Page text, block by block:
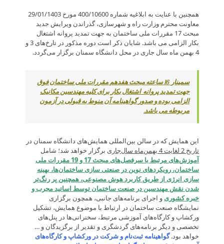
همچنین با عنایت به ابلاغیه شماره 400/10600 مورخ 29/01/1403
معاونت محترم وزارت راه و شهرسازی، گذراندن ویرایش جدید
مبحث 17 مقررات ملی ساختمان به جهت تمدید پروانه اشتغال
بکار الزامی می باشد. شایان ذکر است دوره مذکور در تارخ‌های 3 و
4 بهمن ماه سال جاری در محل دانشگاه سمنان برگزار می‌گردد.
سمینار 16 ساعته مبحث هفدهم مقررات ملی ساختمان فوق
جهت تمدید پروانه اشتغال بکار برای کلیه مهندسین مکانیک
الزامی بوده و صدور گواهینامه آن منوط به قبولی در آزمون
مربوطه می باشد.
این همایش که در سالن بین‌المللی همایش‌های دانشگاه سمنان در
تاریخ 2 لغایت 4 بهمن‌ماه سال‌جاری
برگزار خواهد شد؛ شامل
آموزش‌های مرتبط با سرفصل‌های مبحث 17 و 19 مقررات ملی
ساختمان، رویکردهای نوین در صنعتی سازی ساختمان‌ها، بهینه
سازی انرژی از طریق کاربرد هوش مصنوعی، همچنین پر رنگ‌تر
شدن نقش مهندسین در صنعت ساختمان توسط اساتید مجرب و
خبره کشوری و اجرای برنامه‌های جانبی، همچون برگزاری
نمایشگاه صنعت ساختمان در ارتباط با موضوع همایش، تشکیل
ورکشاپ و کارگاه‌های آموزشی مرتبط، سخنرانی‌ها در پنل‌های
تخصصی و دیگر برنامه‌های گردشگری و تقدیر از برگزیدگان و …
خواهد بود.گواهینامه ثبت‌نام و شرکت در ورکشاپ و کارگاه‌های